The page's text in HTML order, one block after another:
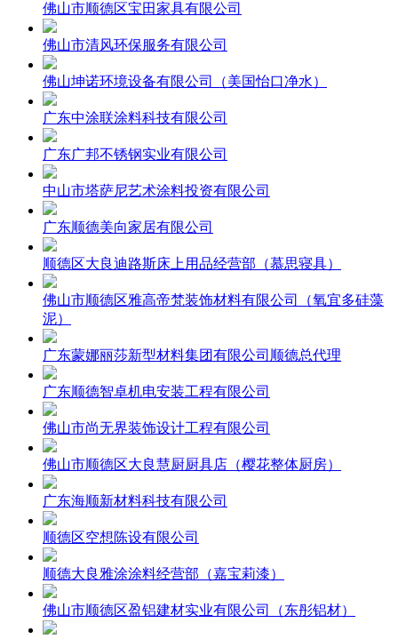
佛山市顺德区宝田家具有限公司
佛山市清风环保服务有限公司
佛山坤诺环境设备有限公司（美国怡口净水）
广东中涂联涂料科技有限公司
广东广邦不锈钢实业有限公司
中山市塔萨尼艺术涂料投资有限公司
广东顺德美向家居有限公司
顺德区大良迪路斯床上用品经营部（慕思寝具）
佛山市顺德区雅高帝梵装饰材料有限公司（氧宜多硅藻
泥）
广东蒙娜丽莎新型材料集团有限公司顺德总代理
广东顺德智卓机电安装工程有限公司
佛山市尚无界装饰设计工程有限公司
佛山市顺德区大良慧厨厨具店（樱花整体厨房）
广东海顺新材料科技有限公司
顺德区空想陈设有限公司
顺德大良雅涂涂料经营部（嘉宝莉漆）
佛山市顺德区盈铝建材实业有限公司（东彤铝材）